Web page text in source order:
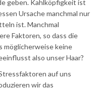
geben. Kahlköpfigkeit ist
Ursache manchmal nur
ist. Manchmal
Faktoren, so dass die
möglicherweise keine
also unser Haar?
auf uns
wir das